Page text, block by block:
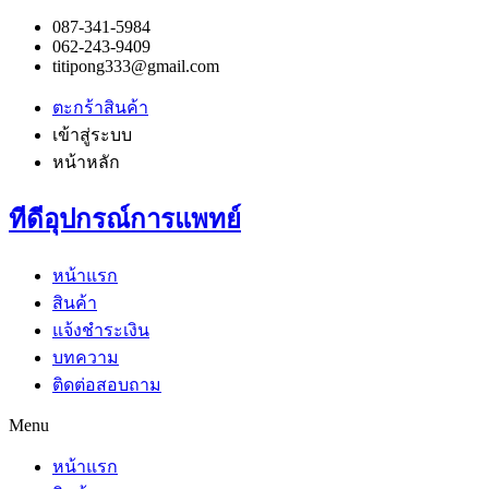
087-341-5984
062-243-9409
titipong333@gmail.com
ตะกร้าสินค้า
เข้าสู่ระบบ
หน้าหลัก
ทีดีอุปกรณ์การแพทย์
หน้าแรก
สินค้า
แจ้งชำระเงิน
บทความ
ติดต่อสอบถาม
Menu
หน้าแรก